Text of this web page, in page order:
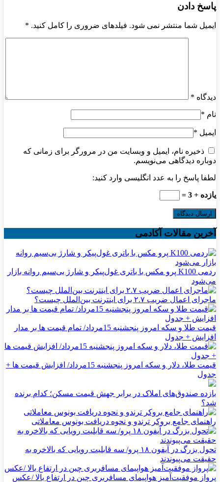
پاسخ دادن
ایمیل شما منتشر نمی شود. فیلدهای ضروری را کامل کنید. *
دیدگاه *
نام *
ایمیل *
ذخیره نام، ایمیل و وبسایت من در مرورگر برای زمانی که
دوباره دیدگاهی می‌نویسم.
لطفا پاسخ را به عدد انگلیسی وارد کنید:
یازده + 3 =
آخرین مقالات آکادمی
ردمی K100 پرو مکس با باتری غول‌پیکر و شارژ بی‌سیم روانه بازار
می‌شود
ماجرای اعمال ضریب ۲.۷ برای اینترنت بین‌الملل چیست؟
قیمت طلا و سکه امروز پنجشنبه 15مرداد/ تمام قیمت ها بر مدار
افزایش + جدول
قیمت طلا، دلار و سکه امروز پنجشنبه 15مرداد/ افزایش قیمت ها +
جدول
بازده صندوق‌های املاک در برابر جهش قیمت مسکن؛ کدام برنده
شد؟
راهنمای جامع بروکر ترندو و نحوه دریافت بونوس معاملاتی
تحول بزرگ در آیفون ۱۸ پرو/ سه قابلیت رویایی که بالاخره به
حقیقت می‌پیوندند
پرواز موفقیت‌آمیز هواپیمای مسافربری چین در ارتفاع بالا /عکس